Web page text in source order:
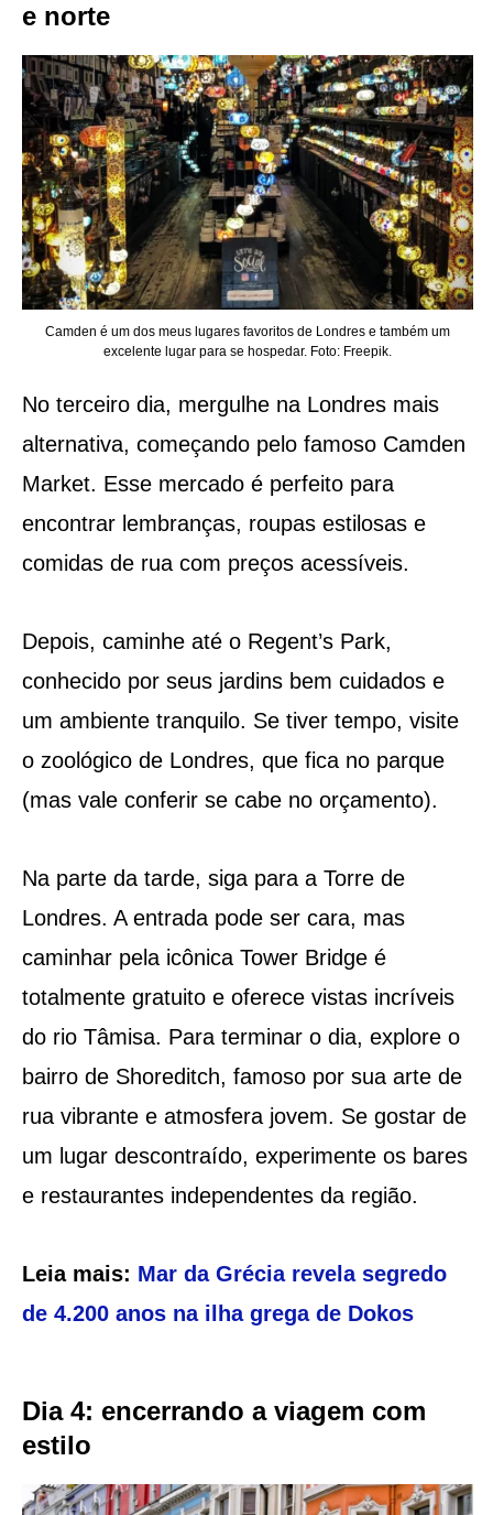
e norte
Camden é um dos meus lugares favoritos de Londres e também um
excelente lugar para se hospedar. Foto: Freepik.
No terceiro dia, mergulhe na Londres mais
alternativa, começando pelo famoso Camden
Market. Esse mercado é perfeito para
encontrar lembranças, roupas estilosas e
comidas de rua com preços acessíveis.
Depois, caminhe até o Regent’s Park,
conhecido por seus jardins bem cuidados e
um ambiente tranquilo. Se tiver tempo, visite
o zoológico de Londres, que fica no parque
(mas vale conferir se cabe no orçamento).
Na parte da tarde, siga para a Torre de
Londres. A entrada pode ser cara, mas
caminhar pela icônica Tower Bridge é
totalmente gratuito e oferece vistas incríveis
do rio Tâmisa. Para terminar o dia, explore o
bairro de Shoreditch, famoso por sua arte de
rua vibrante e atmosfera jovem. Se gostar de
um lugar descontraído, experimente os bares
e restaurantes independentes da região.
Leia mais: Mar da Grécia revela segredo
de 4.200 anos na ilha grega de Dokos
Dia 4: encerrando a viagem com
estilo